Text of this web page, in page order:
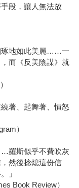
段，讓人無法放
琢地如此美麗……一
而《反美陰謀》就
著、起舞著、憤怒
）
羅斯似乎不費吹灰
然後捻熄這份信
」
Book Review）